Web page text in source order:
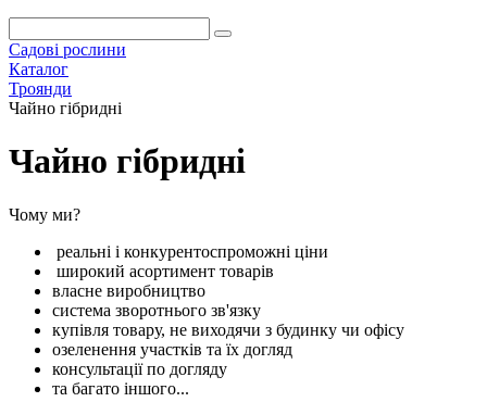
Садові рослини
Каталог
Троянди
Чайно гібридні
Чайно гібридні
Чому ми?
реальні і конкурентоспроможні ціни
широкий асортимент товарів
власне виробництво
система зворотнього зв'язку
купівля товару, не виходячи з будинку чи офісу
озеленення участків та їх догляд
консультації по догляду
та багато іншого...